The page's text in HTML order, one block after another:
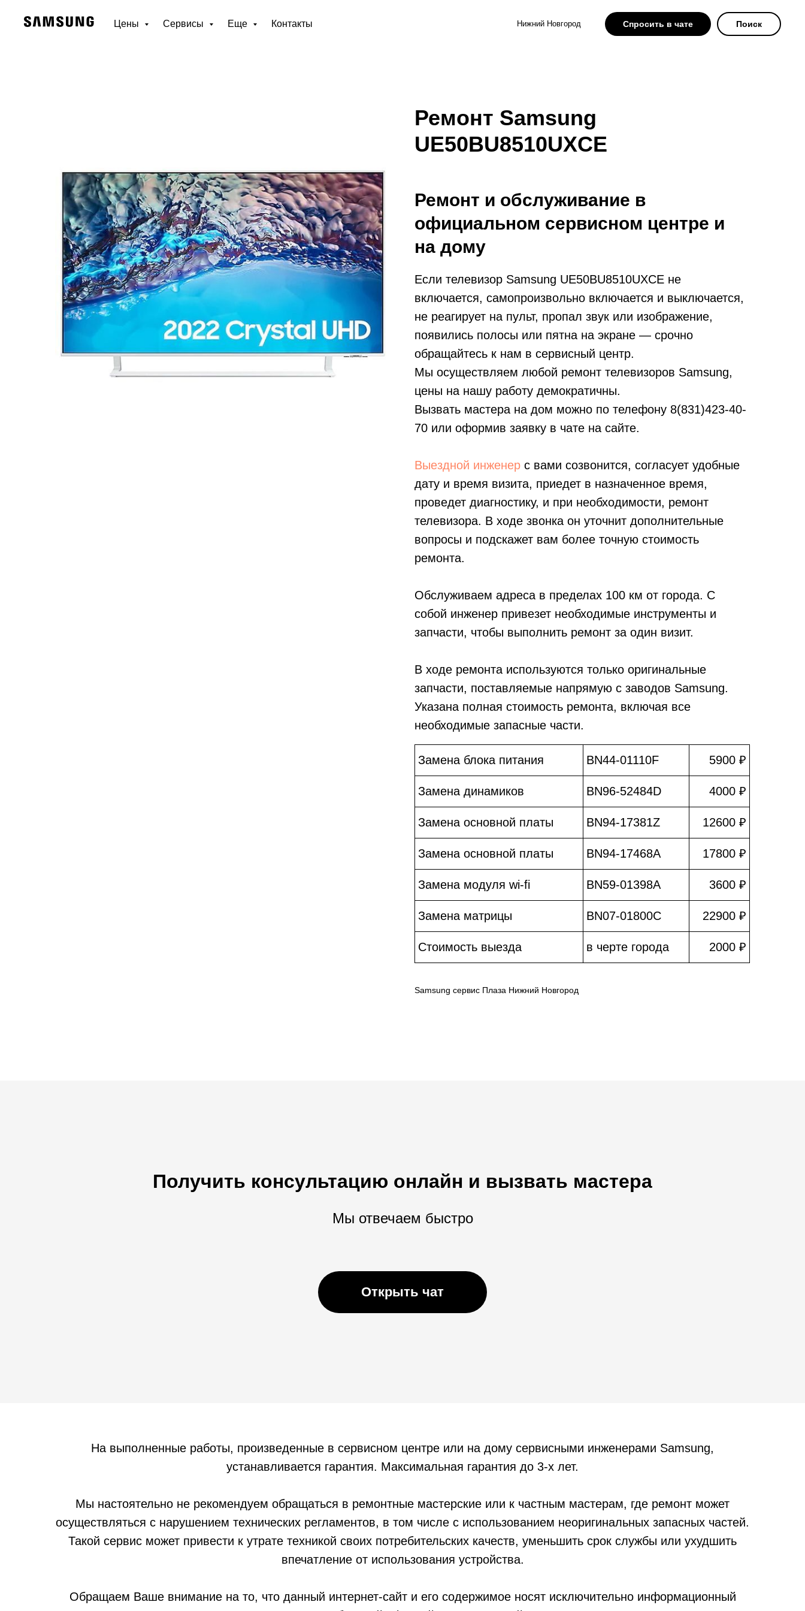
Цены Сервисы Еще Контакты Нижний Новгород Спросить в чате Поиск
Ремонт Samsung
UE50BU8510UXCE
Ремонт и обслуживание в
официальном сервисном центре и
на дому
Если телевизор Samsung UE50BU8510UXCE не
включается, самопроизвольно включается и выключается,
не реагирует на пульт, пропал звук или изображение,
появились полосы или пятна на экране — срочно
обращайтесь к нам в сервисный центр.
Мы осуществляем любой ремонт телевизоров Samsung,
цены на нашу работу демократичны.
Вызвать мастера на дом можно по телефону 8(831)423-40-
70 или оформив заявку в чате на сайте.
Выездной инженер с вами созвонится, согласует удобные
дату и время визита, приедет в назначенное время,
проведет диагностику, и при необходимости, ремонт
телевизора. В ходе звонка он уточнит дополнительные
вопросы и подскажет вам более точную стоимость
ремонта.
Обслуживаем адреса в пределах 100 км от города. С
собой инженер привезет необходимые инструменты и
запчасти, чтобы выполнить ремонт за один визит.
В ходе ремонта используются только оригинальные
запчасти, поставляемые напрямую с заводов Samsung.
Указана полная стоимость ремонта, включая все
необходимые запасные части.
Замена блока питания BN44-01110F 5900 ₽
Замена динамиков BN96-52484D 4000 ₽
Замена основной платы BN94-17381Z 12600 ₽
Замена основной платы BN94-17468A 17800 ₽
Замена модуля wi-fi BN59-01398A 3600 ₽
Замена матрицы BN07-01800C 22900 ₽
Стоимость выезда в черте города 2000 ₽
Samsung сервис Плаза Нижний Новгород
Получить консультацию онлайн и вызвать мастера
Мы отвечаем быстро
Открыть чат
На выполненные работы, произведенные в сервисном центре или на дому сервисными инженерами Samsung,
устанавливается гарантия. Максимальная гарантия до 3-х лет.
Мы настоятельно не рекомендуем обращаться в ремонтные мастерские или к частным мастерам, где ремонт может
осуществляться с нарушением технических регламентов, в том числе с использованием неоригинальных запасных частей.
Такой сервис может привести к утрате техникой своих потребительских качеств, уменьшить срок службы или ухудшить
впечатление от использования устройства.
Обращаем Ваше внимание на то, что данный интернет-сайт и его содержимое носят исключительно информационный